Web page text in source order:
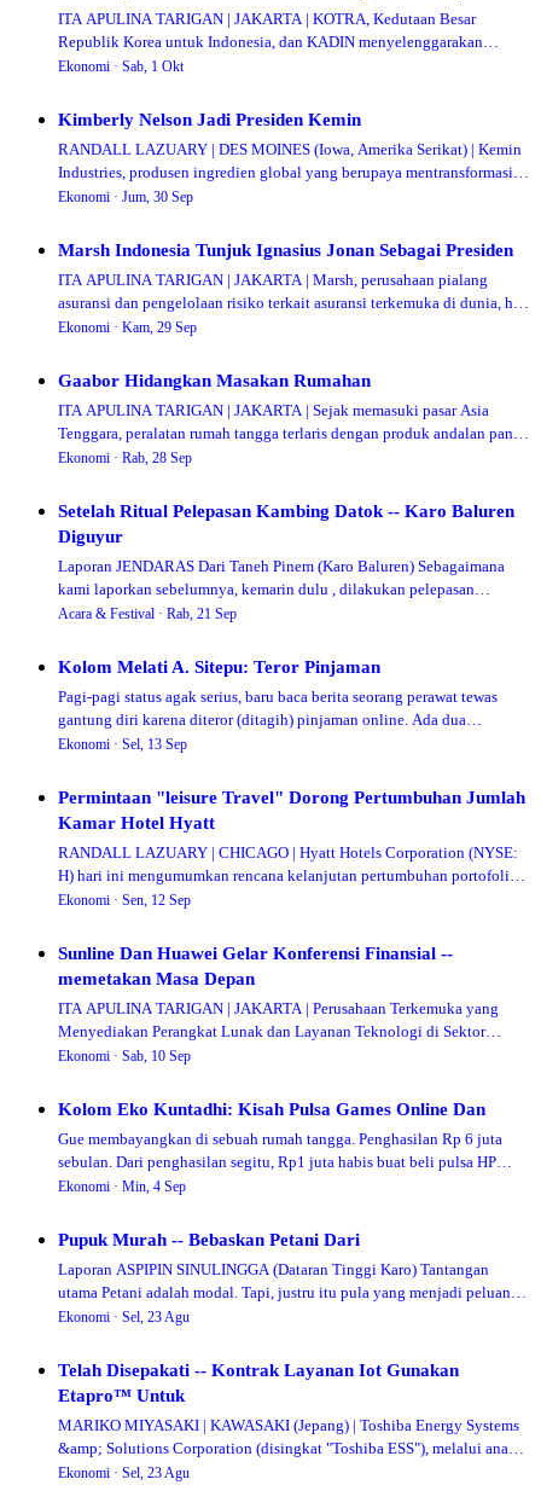
ITA APULINA TARIGAN | JAKARTA | KOTRA, Kedutaan Besar
Republik Korea untuk Indonesia, dan KADIN menyelenggarakan
'Indonesia-Korea Future Industry Business Pl…
Ekonomi · Sab, 1 Okt
Kimberly Nelson Jadi Presiden Kemin
RANDALL LAZUARY | DES MOINES (Iowa, Amerika Serikat) | Kemin
Industries, produsen ingredien global yang berupaya mentransformasi
kualitas hidup bagi 80% pend…
Ekonomi · Jum, 30 Sep
Marsh Indonesia Tunjuk Ignasius Jonan Sebagai Presiden
ITA APULINA TARIGAN | JAKARTA | Marsh, perusahaan pialang
asuransi dan pengelolaan risiko terkait asuransi terkemuka di dunia, hari
ini mengumumkan penunjuka…
Ekonomi · Kam, 29 Sep
Gaabor Hidangkan Masakan Rumahan
ITA APULINA TARIGAN | JAKARTA | Sejak memasuki pasar Asia
Tenggara, peralatan rumah tangga terlaris dengan produk andalan panci
penggorengan udara dengan kin…
Ekonomi · Rab, 28 Sep
Setelah Ritual Pelepasan Kambing Datok -- Karo Baluren
Diguyur
Laporan JENDARAS Dari Taneh Pinem (Karo Baluren) Sebagaimana
kami laporkan sebelumnya, kemarin dulu , dilakukan pelepasan
Kambing Datok di Desa Pasir Tengah …
Acara & Festival · Rab, 21 Sep
Kolom Melati A. Sitepu: Teror Pinjaman
Pagi-pagi status agak serius, baru baca berita seorang perawat tewas
gantung diri karena diteror (ditagih) pinjaman online. Ada dua
permasalahan yang saya li…
Ekonomi · Sel, 13 Sep
Permintaan "leisure Travel" Dorong Pertumbuhan Jumlah
Kamar Hotel Hyatt
RANDALL LAZUARY | CHICAGO | Hyatt Hotels Corporation (NYSE:
H) hari ini mengumumkan rencana kelanjutan pertumbuhan portofolio
mereknya di Asia Pasifik dengan…
Ekonomi · Sen, 12 Sep
Sunline Dan Huawei Gelar Konferensi Finansial --
memetakan Masa Depan
ITA APULINA TARIGAN | JAKARTA | Perusahaan Terkemuka yang
Menyediakan Perangkat Lunak dan Layanan Teknologi di Sektor
Perbankan, Sunline, baru saja menggelar…
Ekonomi · Sab, 10 Sep
Kolom Eko Kuntadhi: Kisah Pulsa Games Online Dan
Gue membayangkan di sebuah rumah tangga. Penghasilan Rp 6 juta
sebulan. Dari penghasilan segitu, Rp1 juta habis buat beli pulsa HP
sekeluarga. Sisanya dipaka…
Ekonomi · Min, 4 Sep
Pupuk Murah -- Bebaskan Petani Dari
Laporan ASPIPIN SINULINGGA (Dataran Tinggi Karo) Tantangan
utama Petani adalah modal. Tapi, justru itu pula yang menjadi peluang
utama bagi para pemburu rent…
Ekonomi · Sel, 23 Agu
Telah Disepakati -- Kontrak Layanan Iot Gunakan
Etapro™ Untuk
MARIKO MIYASAKI | KAWASAKI (Jepang) | Toshiba Energy Systems
&amp; Solutions Corporation (disingkat "Toshiba ESS"), melalui anak
usahanya di Indonesia (Toshi…
Ekonomi · Sel, 23 Agu